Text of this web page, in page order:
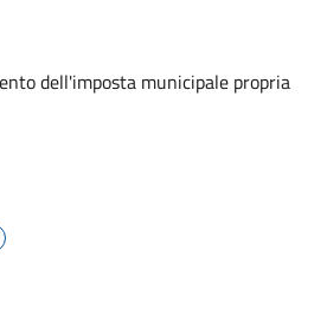
dell'imposta municipale propria